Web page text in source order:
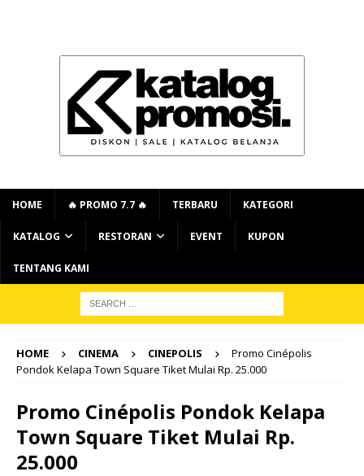
HOME 🔥 PROMO 7.7 🔥 TERBARU KATEGORI
KATALOG RESTORAN EVENT KUPON
TENTANG KAMI
HOME CINEMA CINEPOLIS
Promo Cinépolis
Pondok Kelapa Town Square Tiket Mulai Rp. 25.000
Promo Cinépolis Pondok Kelapa
Town Square Tiket Mulai Rp.
25.000